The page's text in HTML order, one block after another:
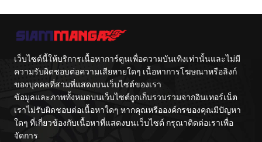
เว็บไซต์นี้ให้บริการเนื้อหาการ์ตูนเพื่อความบันเทิงเท่านั้นและไม่มี
ความรับผิดชอบต่อความเสียหายใดๆ เนื้อหาการโฆษณาหรือลิงก์
ของบุคคลที่สามที่แสดงบนเว็บไซต์ของเรา
ข้อมูลและภาพทั้งหมดบนเว็บไซต์ถูกเก็บรวบรวมจากอินเทอร์เน็ต
เราไม่รับผิดชอบต่อเนื้อหาใดๆ หากคุณหรือองค์กรของคุณมีปัญหา
ใดๆ ที่เกี่ยวข้องกับเนื้อหาที่แสดงบนเว็บไซต์ กรุณาติดต่อเราเพื่อ
จัดการ